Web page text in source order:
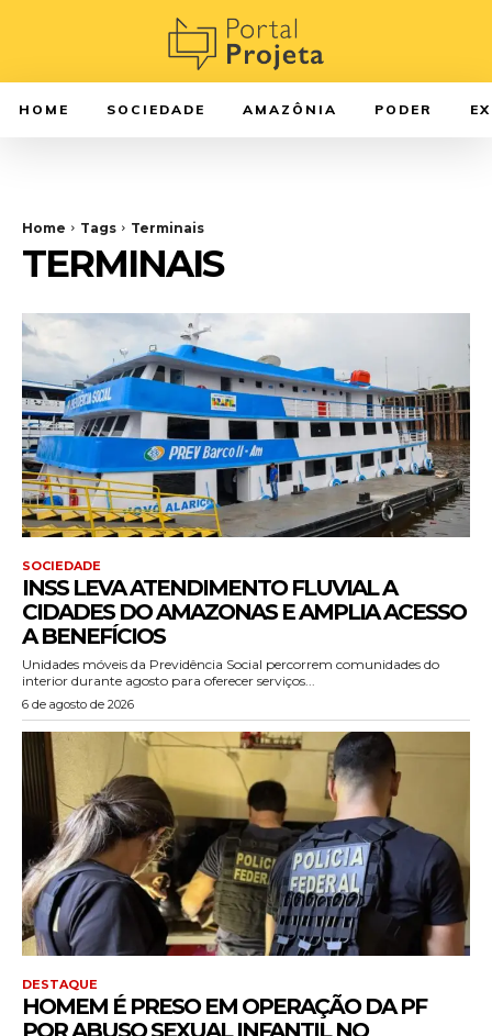
HOME SOCIEDADE AMAZÔNIA PODER
Home Tags Terminais
TERMINAIS
SOCIEDADE
INSS LEVA ATENDIMENTO FLUVIAL A
CIDADES DO AMAZONAS E AMPLIA ACESSO
A BENEFÍCIOS
Unidades móveis da Previdência Social percorrem comunidades do
interior durante agosto para oferecer serviços...
6 de agosto de 2026
DESTAQUE
HOMEM É PRESO EM OPERAÇÃO DA PF
POR ABUSO SEXUAL INFANTIL NO